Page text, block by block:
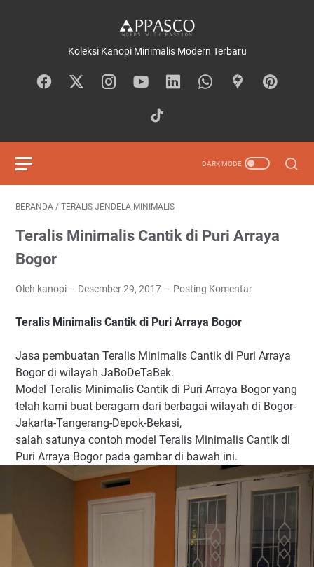
Koleksi Kanopi Minimalis Modern Terbaru
BERANDA / TERALIS JENDELA MINIMALIS
Teralis Minimalis Cantik di Puri Arraya
Bogor
Oleh kanopi Desember 29, 2017 Posting Komentar
Teralis Minimalis Cantik di Puri Arraya Bogor
Jasa pembuatan Teralis Minimalis Cantik di Puri Arraya
Bogor di wilayah JaBoDeTaBek.
Model Teralis Minimalis Cantik di Puri Arraya Bogor yang
telah kami buat beragam dari berbagai wilayah di Bogor-
Jakarta-Tangerang-Depok-Bekasi,
salah satunya contoh model Teralis Minimalis Cantik di
Puri Arraya Bogor pada gambar di bawah ini.